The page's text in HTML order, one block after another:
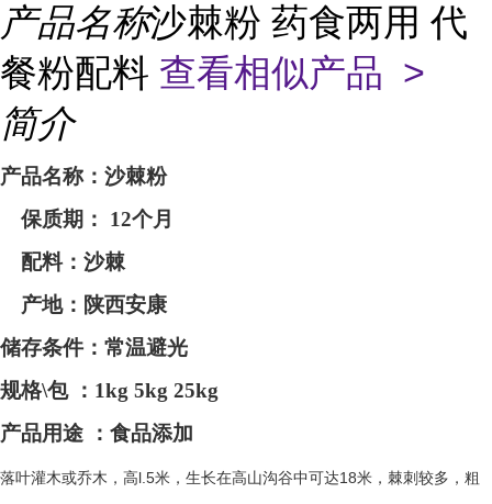
产品名称沙棘粉 药食两用 代
餐粉配料 查看相似产品 >
简介
产品名称：沙棘粉
保质期：
12个月
配料：沙棘
产地： 陕西安康
储存条件：常温避光
规格\包 ：1kg 5kg 25kg
产品用途
：食品添加
落叶灌木或乔木，高l.5米，生长在高山沟谷中可达18米，棘刺较多，粗